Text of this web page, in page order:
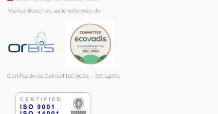
Muñoz Bosch es socio referente de
Certificado de Calidad ISO 9001 - ISO 14001